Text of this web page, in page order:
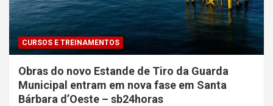
CURSOS E TREINAMENTOS
Obras do novo Estande de Tiro da Guarda
Municipal entram em nova fase em Santa
Bárbara d’Oeste – sb24horas